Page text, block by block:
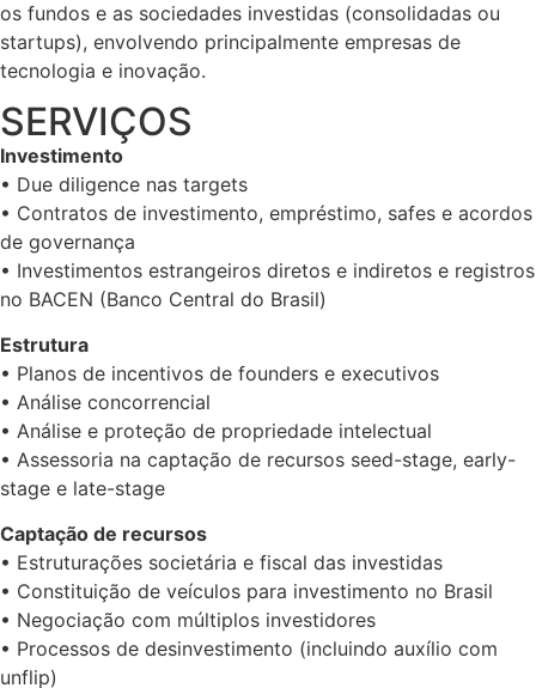
os fundos e as sociedades investidas (consolidadas ou
startups), envolvendo principalmente empresas de
tecnologia e inovação.
SERVIÇOS
Investimento
• Due diligence nas targets
• Contratos de investimento, empréstimo, safes e acordos
de governança
• Investimentos estrangeiros diretos e indiretos e registros
no BACEN (Banco Central do Brasil)
Estrutura
• Planos de incentivos de founders e executivos
• Análise concorrencial
• Análise e proteção de propriedade intelectual
• Assessoria na captação de recursos seed-stage, early-
stage e late-stage
Captação de recursos
• Estruturações societária e fiscal das investidas
• Constituição de veículos para investimento no Brasil
• Negociação com múltiplos investidores
• Processos de desinvestimento (incluindo auxílio com
unflip)